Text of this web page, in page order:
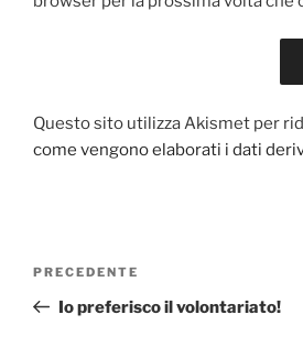
Questo sito utilizza Akismet per
come vengono elaborati i dati
Navigazione
Articolo
precedente:
PRECEDENTE
Io preferisco il volontariato!